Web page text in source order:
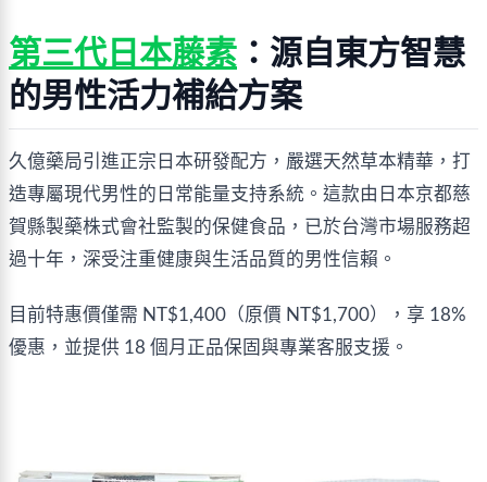
第三代日本藤素 ：源自東方智慧
的男性活力補給方案
久億藥局引進正宗日本研發配方，嚴選天然草本精華，打
造專屬現代男性的日常能量支持系統。這款由日本京都慈
賀縣製藥株式會社監製的保健食品，已於台灣市場服務超
過十年，深受注重健康與生活品質的男性信賴。
目前特惠價僅需 NT$1,400（原價 NT$1,700），享 18%
優惠，並提供 18 個月正品保固與專業客服支援。